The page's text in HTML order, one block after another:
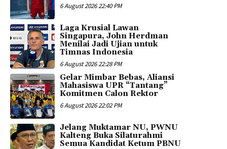
6 August 2026 22:40 PM
Laga Krusial Lawan
Singapura, John Herdman
Menilai Jadi Ujian untuk
Timnas Indonesia
6 August 2026 22:28 PM
Gelar Mimbar Bebas, Aliansi
Mahasiswa UPR “Tantang”
Komitmen Calon Rektor
6 August 2026 22:02 PM
Jelang Muktamar NU, PWNU
Kalteng Buka Silaturahmi
Semua Kandidat Ketum PBNU